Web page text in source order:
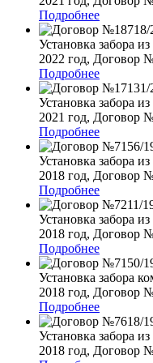
Подробнее
Установка забора
2022 год, Договор
Подробнее
Установка забора
2021 год, Договор
Подробнее
Установка забора
2018 год, Договор
Подробнее
Установка забора
2018 год, Договор
Подробнее
Установка забора
2018 год, Договор
Подробнее
Установка забора
2018 год, Договор